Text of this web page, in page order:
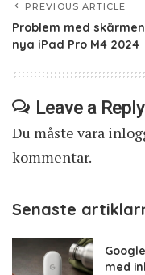
PREVIOUS ARTICLE
Problem med
nya iPad Pro M4 2024
Leave a Reply
Du måste vara
kommentar.
Senaste
med